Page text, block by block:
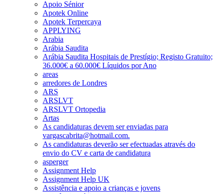
Apoio Sénior
Apotek Online
Apotek Terpercaya
APPLYING
Arabia
Arábia Saudita
Arábia Saudita Hospitais de Prestígio; Registo Gratuito;
36.000€ a 60.000€ Líquidos por Ano
areas
arredores de Londres
ARS
ARSLVT
ARSLVT Ortopedia
Artas
As candidaturas devem ser enviadas para
vargascabrita@hotmail.com.
As candidaturas deverão ser efectuadas através do
envio do CV e carta de candidatura
asperger
Assignment Help
Assignment Help UK
Assistência e apoio a crianças e jovens